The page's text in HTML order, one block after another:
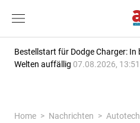
Bestellstart für Dodge Charger: In
Welten auffällig 07.08.2026,
Home Nachrichten